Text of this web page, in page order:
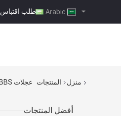
طلب اقتباس
منزل المنتجات عجلات BBS مزورة
أفضل المنتجات